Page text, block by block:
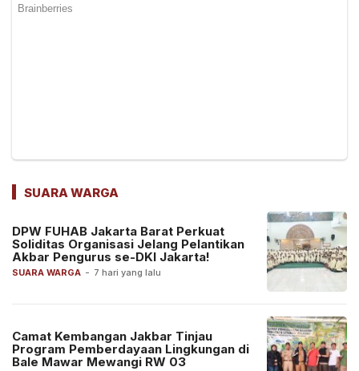
SUARA WARGA
SUARA WARGA - 7 hari yang lalu
DPW FUHAB Jakarta Barat Perkuat
Soliditas Organisasi Jelang Pelantikan
Akbar Pengurus se-DKI Jakarta!
Camat Kembangan Jakbar Tinjau
Program Pemberdayaan Lingkungan di
Bale Mawar Mewangi RW 03